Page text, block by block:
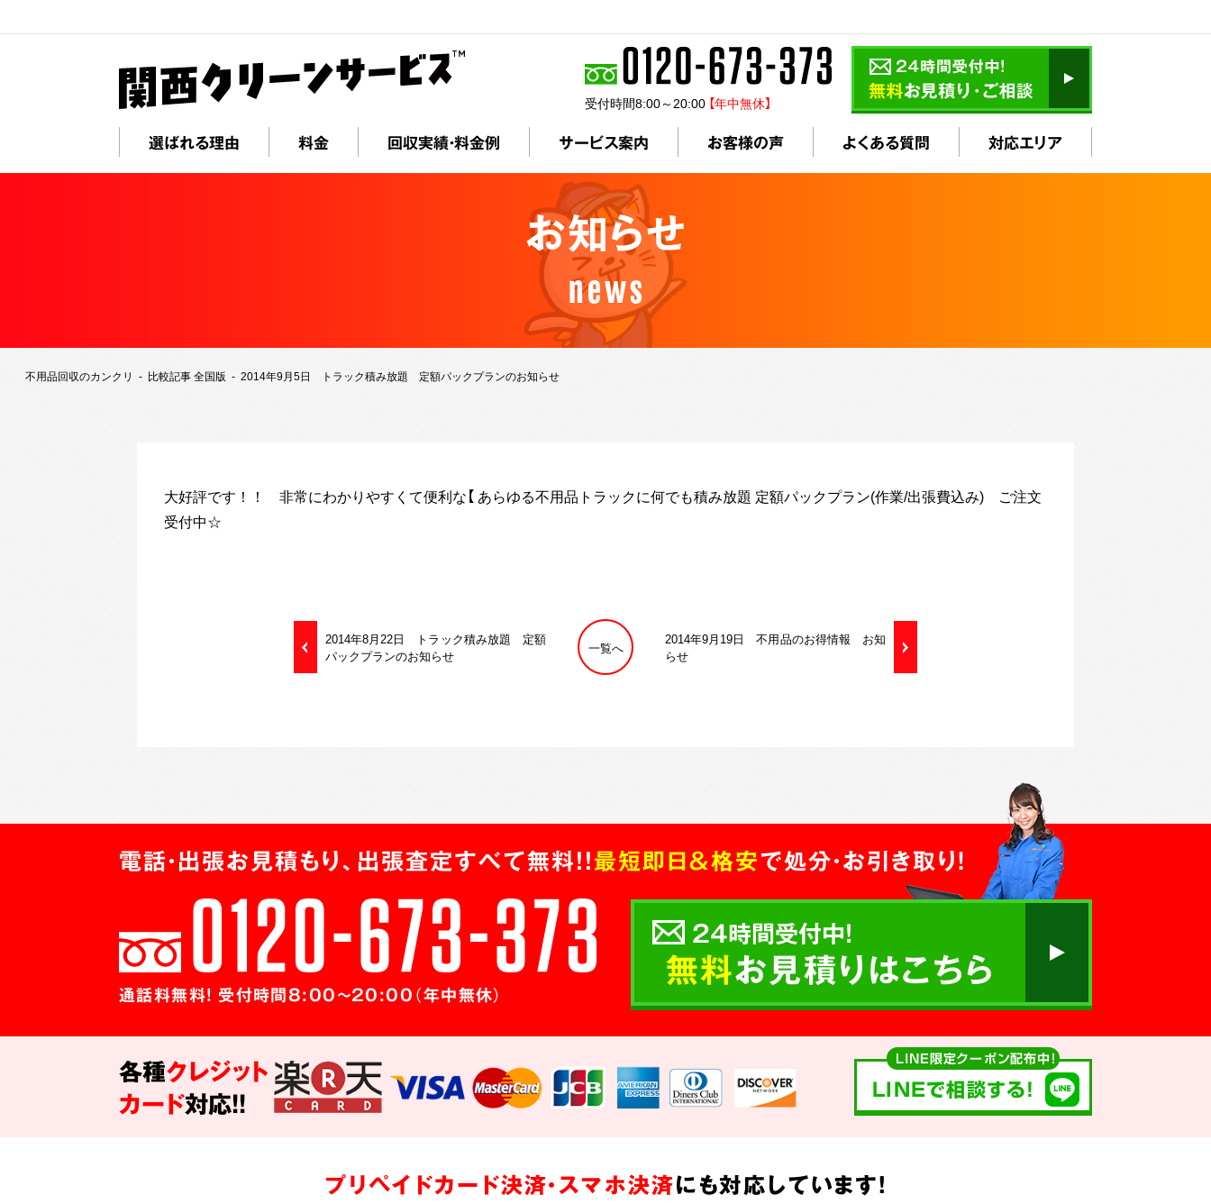
受付時間8:00～20:00 【年中無休】
選ばれる理由 料金 回収実績・料金例 サービス案内 お客様の声 よくある質問 対応エリア
お知らせ
news
不用品回収のカンクリ 比較記事 全国版 2014年9月5日 トラック積み放題 定額パックプランのお知らせ
大好評です！！ 非常にわかりやすくて便利な【 あらゆる不用品トラックに何でも積み放題 定額パックプラン(作業/出張費込み) ご注文
受付中☆
2014年8月22日 トラック積み放題 定額
パックプランのお知らせ
一覧へ
2014年9月19日 不用品のお得情報 お知
らせ
電話・出張お見積もり、出張査定すべて無料!!最短即日＆格安で処分・お引き取り！
通話料無料! 受付時間8:00～20:00（年中無休）
24時間受付中!
無料お見積りはこちら
各種クレジット
カード対応!!
LINE限定クーポン配布中！
LINEで相談する!
プリペイドカード決済・スマホ決済にも対応しています!